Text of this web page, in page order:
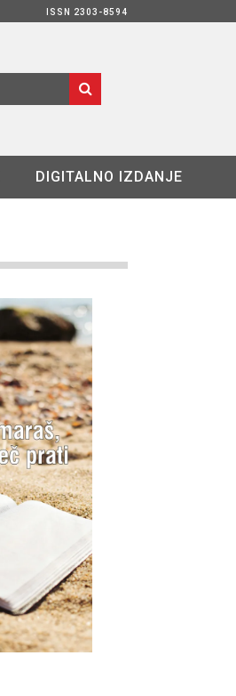
ISSN 2303-8594
DIGITALNO IZDANJE